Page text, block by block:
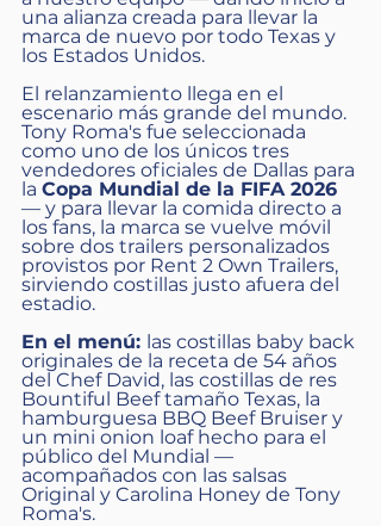
una alianza creada para llevar la
marca de nuevo por todo Texas y
los Estados Unidos.
El relanzamiento llega en el
escenario más grande del mundo.
Tony Roma's fue seleccionada
como uno de los únicos tres
vendedores oficiales de Dallas para
la Copa Mundial de la FIFA 2026
— y para llevar la comida directo a
los fans, la marca se vuelve móvil
sobre dos trailers personalizados
provistos por Rent 2 Own Trailers,
sirviendo costillas justo afuera del
estadio.
En el menú: las costillas baby back
originales de la receta de 54 años
del Chef David, las costillas de res
Bountiful Beef tamaño Texas, la
hamburguesa BBQ Beef Bruiser y
un mini onion loaf hecho para el
público del Mundial —
acompañados con las salsas
Original y Carolina Honey de Tony
Roma's.